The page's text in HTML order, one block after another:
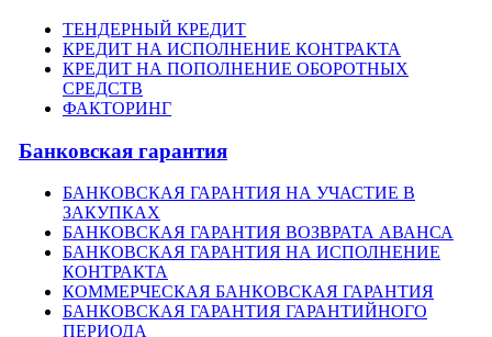
ТЕНДЕРНЫЙ КРЕДИТ
КРЕДИТ НА ИСПОЛНЕНИЕ КОНТРАКТА
КРЕДИТ НА ПОПОЛНЕНИЕ ОБОРОТНЫХ
СРЕДСТВ
ФАКТОРИНГ
Банковская гарантия
БАНКОВСКАЯ ГАРАНТИЯ НА УЧАСТИЕ В
ЗАКУПКАХ
БАНКОВСКАЯ ГАРАНТИЯ ВОЗВРАТА АВАНСА
БАНКОВСКАЯ ГАРАНТИЯ НА ИСПОЛНЕНИЕ
КОНТРАКТА
КОММЕРЧЕСКАЯ БАНКОВСКАЯ ГАРАНТИЯ
БАНКОВСКАЯ ГАРАНТИЯ ГАРАНТИЙНОГО
ПЕРИОДА